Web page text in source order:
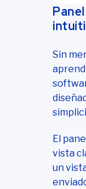
Sin
El
vista
un